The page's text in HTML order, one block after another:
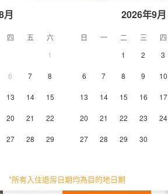
月
四 五
六
1
6 7 8
13 14 15
20 21 22
27 28 29
2026年9月
日 一 二 三
四
1
2 3
6 7 8 9 10
13 14 15 16 17
20 21 22 23 24
27 28 29 30
*所有入住退房日期均為目的地日期
28.1㎡ 電視機
豪華雙人房
28.1㎡ 3-14層